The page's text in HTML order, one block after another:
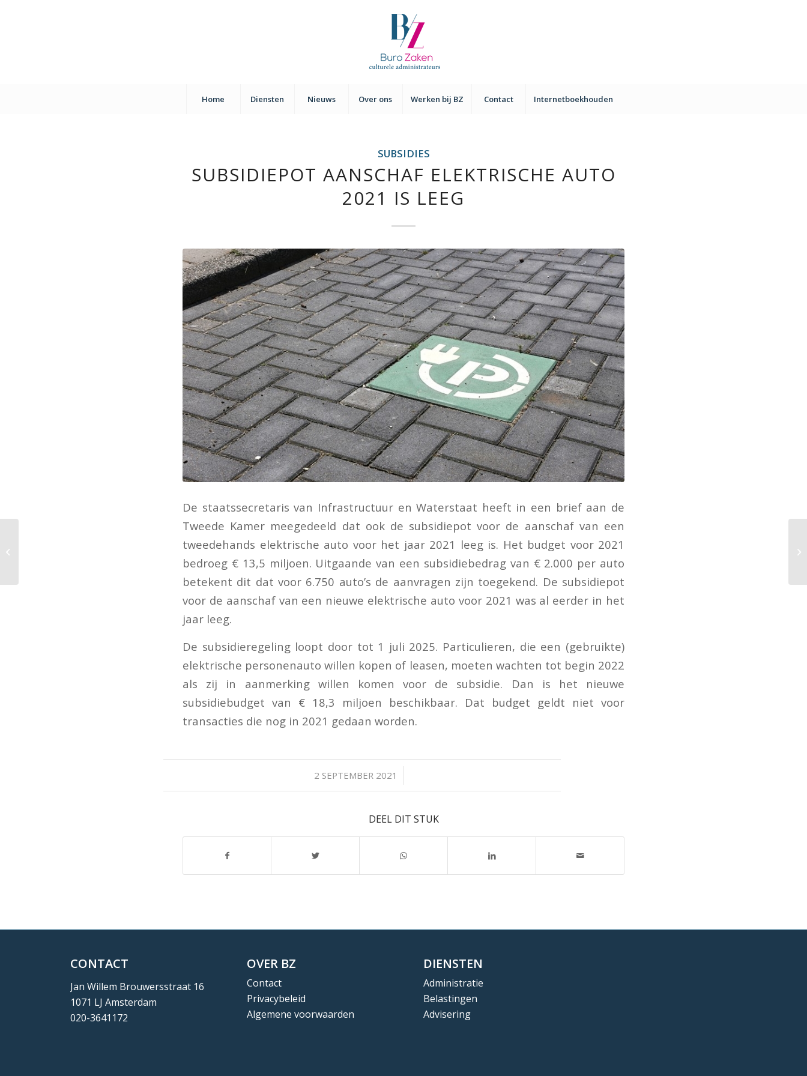
Home Diensten Nieuws Over ons Werken bij BZ Contact Internetboekhouden
SUBSIDIES
SUBSIDIEPOT AANSCHAF ELEKTRISCHE AUTO
2021 IS LEEG
De staatssecretaris van Infrastructuur en Waterstaat heeft in een brief aan de
Tweede Kamer meegedeeld dat ook de subsidiepot voor de aanschaf van een
tweedehands elektrische auto voor het jaar 2021 leeg is. Het budget voor 2021
bedroeg € 13,5 miljoen. Uitgaande van een subsidiebedrag van € 2.000 per auto
betekent dit dat voor 6.750 auto’s de aanvragen zijn toegekend. De subsidiepot
voor de aanschaf van een nieuwe elektrische auto voor 2021 was al eerder in het
jaar leeg.
De subsidieregeling loopt door tot 1 juli 2025. Particulieren, die een (gebruikte)
elektrische personenauto willen kopen of leasen, moeten wachten tot begin 2022
als zij in aanmerking willen komen voor de subsidie. Dan is het nieuwe
subsidiebudget van € 18,3 miljoen beschikbaar. Dat budget geldt niet voor
transacties die nog in 2021 gedaan worden.
2 SEPTEMBER 2021
/
DEEL DIT STUK
CONTACT
Jan Willem Brouwersstraat 16
1071 LJ Amsterdam
020-3641172
OVER BZ
Contact
Privacybeleid
Algemene voorwaarden
DIENSTEN
Administratie
Belastingen
Advisering